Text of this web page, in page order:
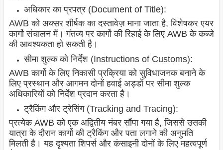
अधिकार का प्रपत्र (Document of Title):
AWB को अक्सर शीर्षक का दस्तावेज़ माना जाता है, विशेषकर एयर
कार्गो संचालन में। गंतव्य पर कार्गो की रिहाई के लिए AWB के कब्जे
की आवश्यकता हो सकती है।
सीमा शुल्क को निर्देश (Instructions of Customs):
AWB कार्गो के लिए निकासी प्रक्रिया को सुविधाजनक बनाने के
लिए प्रस्थान और आगमन दोनों हवाई अड्डों पर सीमा शुल्क
अधिकारियों को निर्देश प्रदान करता है।
ट्रैकिंग और ट्रेसिंग (Tracking and Tracing):
प्रत्येक AWB को एक अद्वितीय नंबर सौंपा गया है, जिससे उसकी
यात्रा के दौरान कार्गो की ट्रैकिंग और पता लगाने की अनुमति
मिलती है। यह दृश्यता शिपर्स और कंसाइनी दोनों के लिए महत्वपूर्ण